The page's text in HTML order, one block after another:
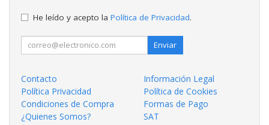
He leído y acepto la Política de Privacidad.
Enviar
Contacto
Información Legal
Política Privacidad
Política de Cookies
Condiciones de Compra
Formas de Pago
¿Quienes Somos?
SAT